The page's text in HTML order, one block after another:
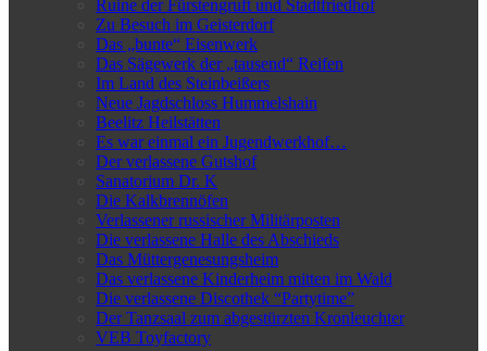
Ruine der Fürstengruft und Stadtfriedhof
Zu Besuch im Geisterdorf
Das „bunte“ Eisenwerk
Das Sägewerk der „tausend“ Reifen
Im Land des Steinbeißers
Neue Jagdschloss Hummelshain
Beelitz Heilstätten
Es war einmal ein Jugendwerkhof…
Der verlassene Gutshof
Sanatorium Dr. K
Die Kalkbrennöfen
Verlassener russischer Militärposten
Die verlassene Halle des Abschieds
Das Müttergenesungsheim
Das verlassene Kinderheim mitten im Wald
Die verlassene Discothek “Partytime”
Der Tanzsaal zum abgestürzten Kronleuchter
VEB Toyfactory